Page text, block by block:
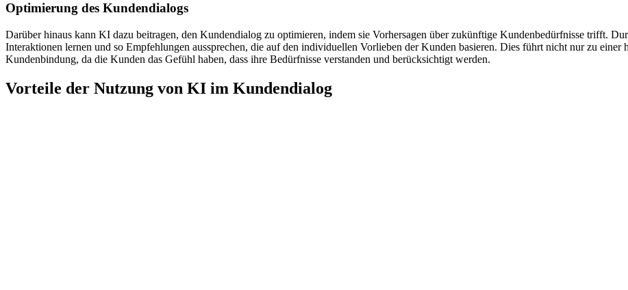
Optimierung des Kundendialogs
Darüber hinaus kann KI dazu beitragen, den Kundendialog zu optimieren, indem sie Vorhersagen über zukünftige Kundenbedürfnisse trifft.
Interaktionen lernen und so Empfehlungen aussprechen, die auf den individuellen Vorlieben der Kunden basieren. Dies führt nicht nur zu einer
Kundenbindung, da die Kunden das Gefühl haben, dass ihre Bedürfnisse verstanden und berücksichtigt werden.
Vorteile der Nutzung von KI im Kundendialog